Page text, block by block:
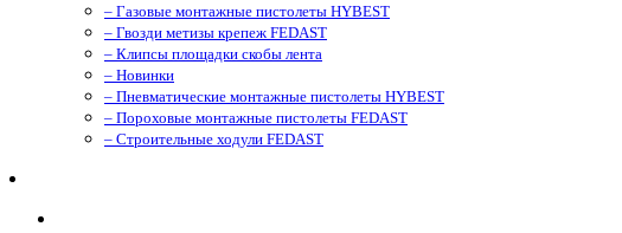
– Газовые монтажные пистолеты HYBEST
– Гвозди метизы крепеж FEDAST
– Клипсы площадки скобы лента
– Новинки
– Пневматические монтажные пистолеты HYBEST
– Пороховые монтажные пистолеты FEDAST
– Строительные ходули FEDAST